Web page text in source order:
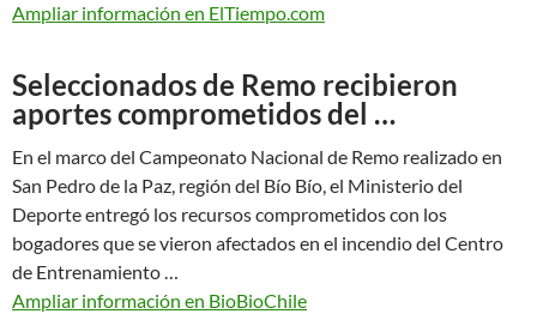
Ampliar información en ElTiempo.com
Seleccionados de Remo recibieron
aportes comprometidos del …
En el marco del Campeonato Nacional de Remo realizado en
San Pedro de la Paz, región del Bío Bío, el Ministerio del
Deporte entregó los recursos comprometidos con los
bogadores que se vieron afectados en el incendio del Centro
de Entrenamiento …
Ampliar información en BioBioChile